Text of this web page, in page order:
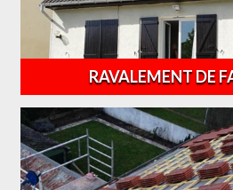
RAVALEMENT DE